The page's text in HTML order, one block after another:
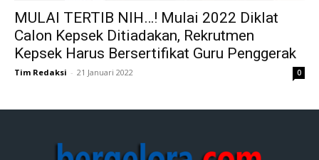
MULAI TERTIB NIH…! Mulai 2022 Diklat
Calon Kepsek Ditiadakan, Rekrutmen
Kepsek Harus Bersertifikat Guru Penggerak
Tim Redaksi - 21 Januari 2022 0